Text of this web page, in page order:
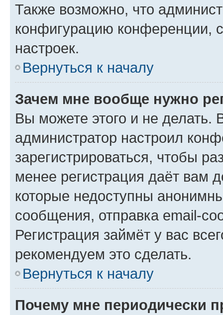
Также возможно, что
конфигурацию конференции,
настроек.
Вернуться к началу
Зачем мне вообще нужно
Вы можете этого и не делать.
администратор настроил
зарегистрироваться, чтобы
менее регистрация даёт вам
которые недоступны
сообщения, отправка email-
Регистрация займёт у вас
рекомендуем это сделать.
Вернуться к началу
Почему мне периодически